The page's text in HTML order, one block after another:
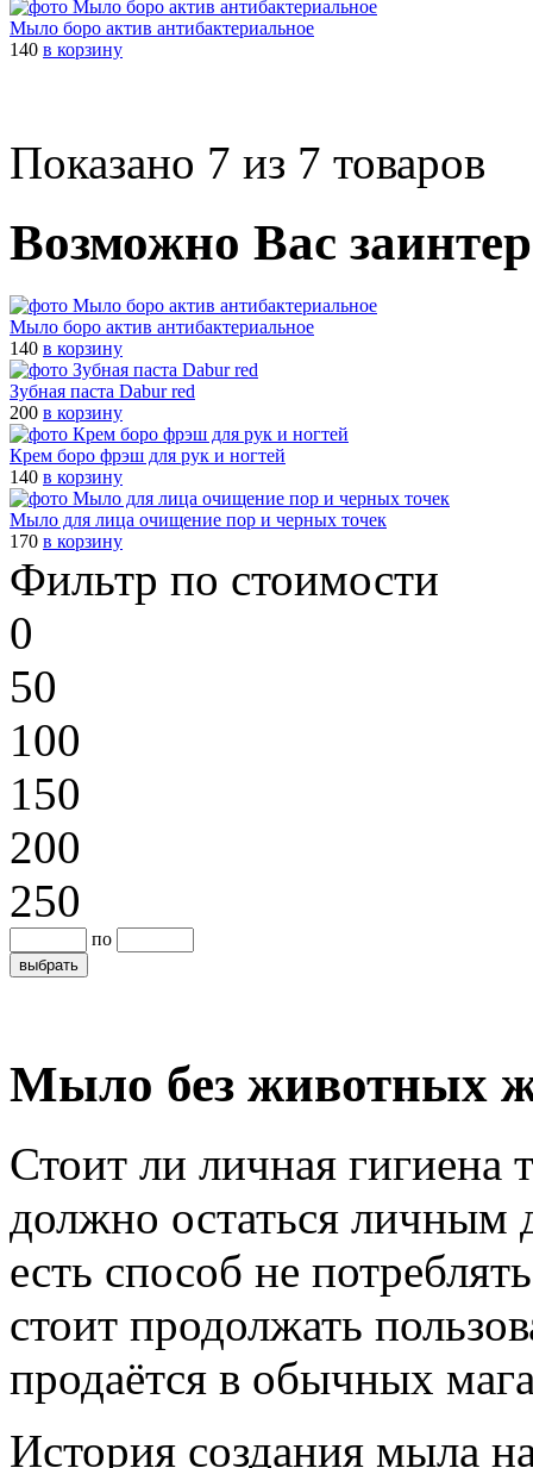
Мыло боро актив антибактериальное
140 в корзину
Показано 7 из 7 товаров
Возможно Вас
Мыло боро актив антибактериальное
140 в корзину
Зубная паста Dabur red
200 в корзину
Крем боро фрэш для рук и ногтей
140 в корзину
Мыло для лица очищение пор и черных точек
170 в корзину
Фильтр по стоимости
0
50
100
150
200
250
по
Мыло без животных
Стоит ли личная гигиена
должно остаться личным
есть способ не
стоит продолжать
продаётся в обычных
История создания мыла